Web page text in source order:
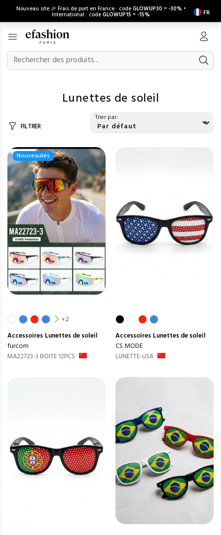
Nouveau site 🎉 Frais de port en France : codeGLOWUP30 = -30% •
International : codeGLOWUP15 = -15% FR
Lunettes de soleil
FILTRER
Trier par:
Nouveautés
+2
Accessoires Lunettes de soleil
furcom
MA22723-3 BOITE 12PCS
Accessoires Lunettes de soleil
CS MODE
LUNETTE-USA